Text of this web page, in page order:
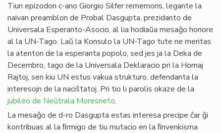
Tiun epizodon c-ano Giorgio Silfer rememoris, legante la
naivan preamblon de Probal Dasgupta, prezidanto de
Universala Esperanto-Asocio, al lia hodiaŭa mesaĝo honore
al la UN-Tago. Laŭ la Konsulo la UN-Tago tute ne meritas
la atenton de la esperanta popolo, sed jes ja la Deka de
Decembro, tago de la Universala Deklaracio pri la Homaj
Rajtoj, sen kiu UN estus vakua strukturo, defendanta la
interesojn de la naciŝtatoj. Pri tio li parolis okaze de la
jubileo de Neŭtrala Moresneto.
La mesaĝo de d-ro Dasgupta estas interesa precipe ĉar ĝi
kontribuas al la ﬁrmigo de tiu mutacio en la ﬁnvenkisma